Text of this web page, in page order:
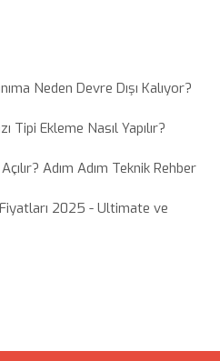
Neden Devre Dışı Kalıyor?
Ekleme Nasıl Yapılır?
Adım Adım Teknik Rehber
2025 - Ultimate ve